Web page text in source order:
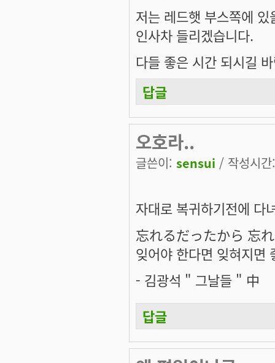
저는 레드햇 부스쪽에
인사차 들리겠습니다.
다들 좋은 시간 되시길
답글
오호라..
글쓴이: sensui / 작성시
자대로 복귀하기전에 다
忘れるだったから 忘
잊어야 한다면 잊혀지면
- 김광석 " 그날들 " 中
답글